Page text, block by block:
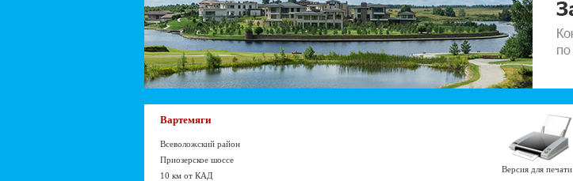
Вартемяги
Всеволожский район
Приозерское шоссе
10 км от КАД
Версия для печати